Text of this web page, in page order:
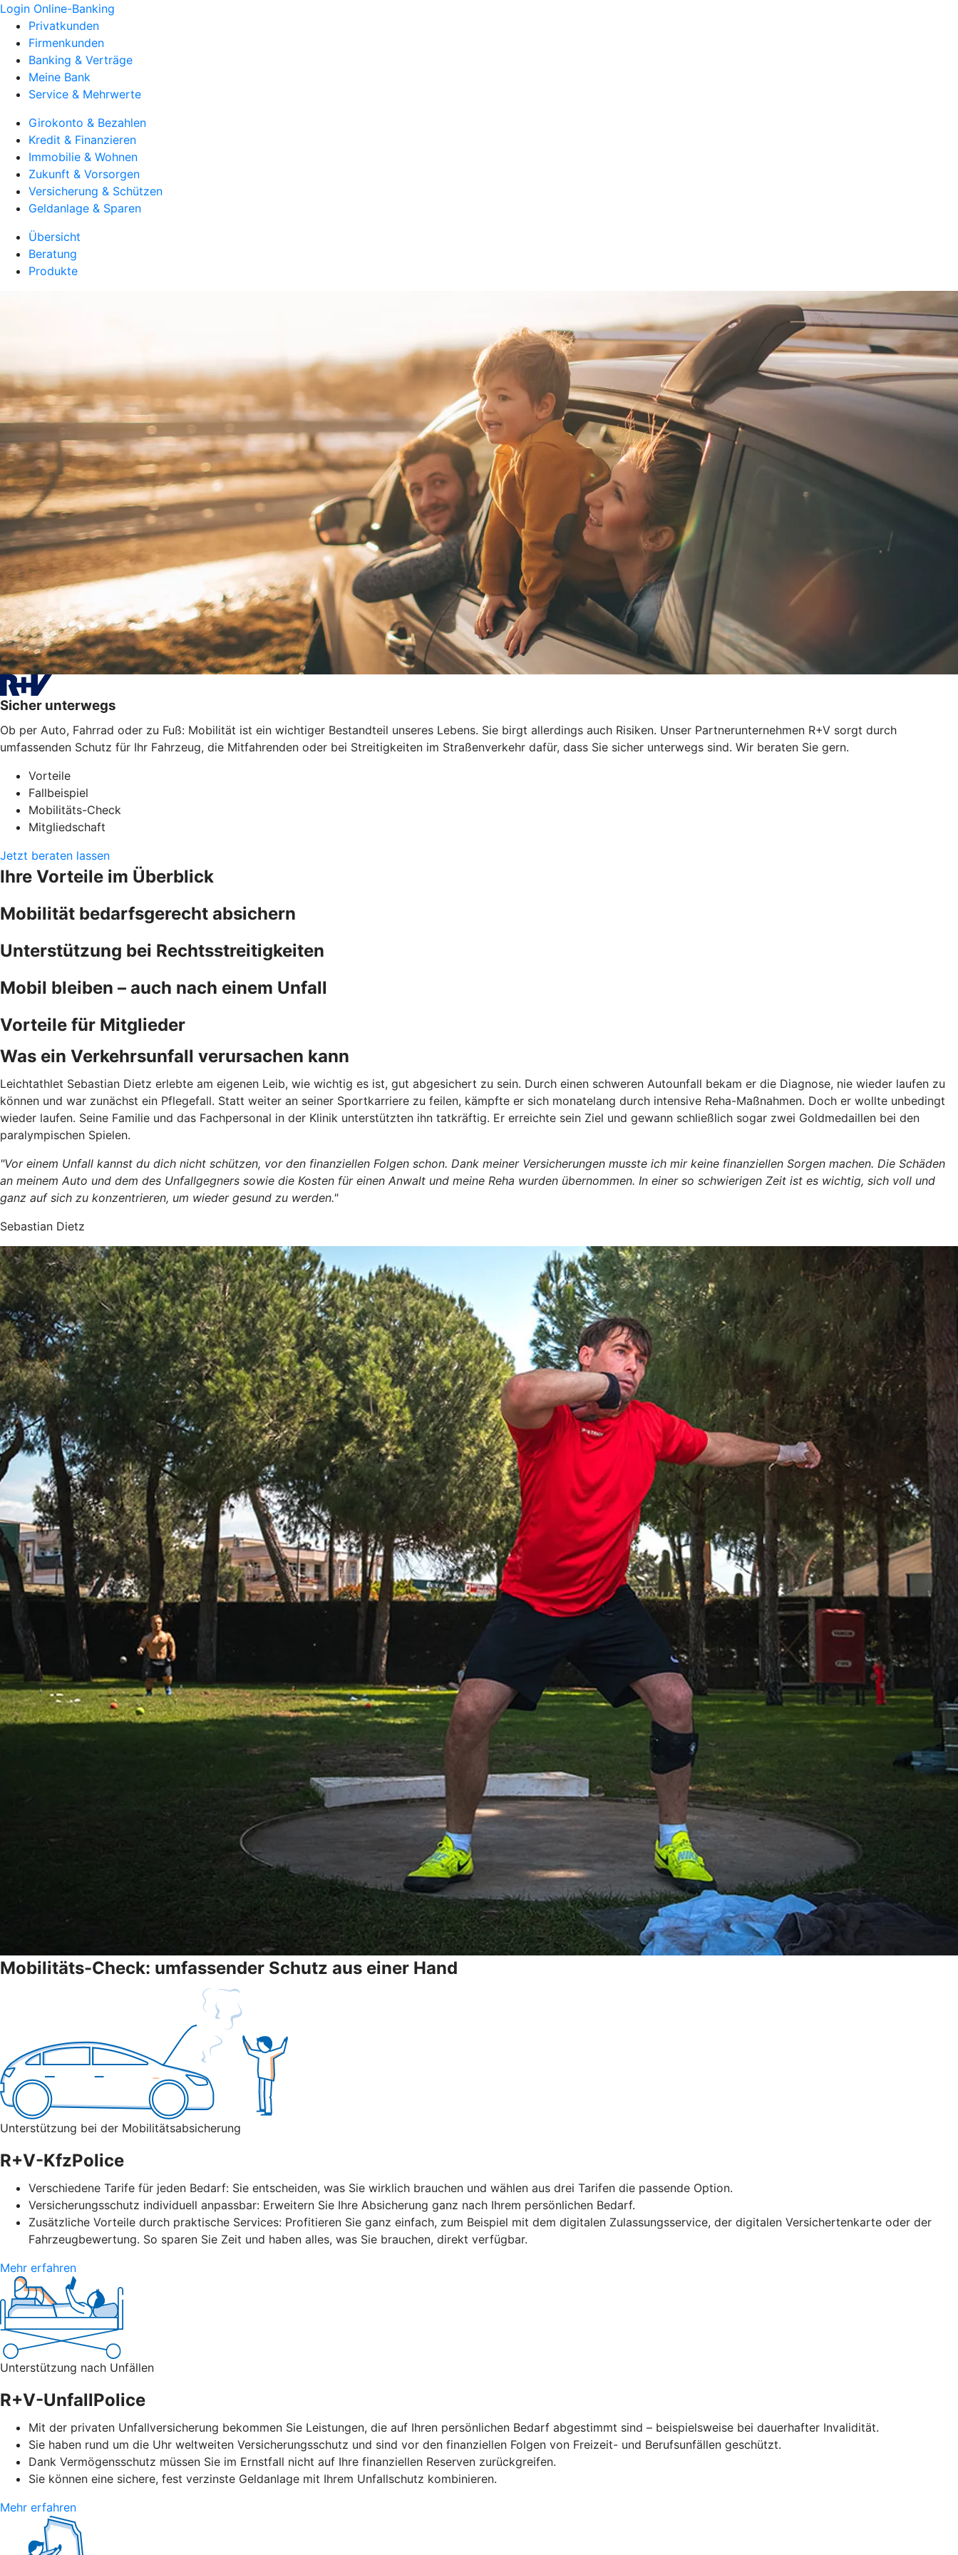
Login Online-Banking
Privatkunden
Firmenkunden
Banking & Verträge
Meine Bank
Service & Mehrwerte
Girokonto & Bezahlen
Kredit & Finanzieren
Immobilie & Wohnen
Zukunft & Vorsorgen
Versicherung & Schützen
Geldanlage & Sparen
Übersicht
Beratung
Produkte
Sicher unterwegs
Ob per Auto, Fahrrad oder zu Fuß: Mobilität ist ein wichtiger Bestandteil unseres Lebens. Sie birgt allerdings auch Risiken. Unser Partnerunternehmen R+V sorgt durch
umfassenden Schutz für Ihr Fahrzeug, die Mitfahrenden oder bei Streitigkeiten im Straßenverkehr dafür, dass Sie sicher unterwegs sind. Wir beraten Sie gern.
Vorteile
Fallbeispiel
Mobilitäts-Check
Mitgliedschaft
Jetzt beraten lassen
Ihre Vorteile im Überblick
Mobilität bedarfsgerecht absichern
Unterstützung bei Rechtsstreitigkeiten
Mobil bleiben – auch nach einem Unfall
Vorteile für Mitglieder
Was ein Verkehrsunfall verursachen kann
Leichtathlet Sebastian Dietz erlebte am eigenen Leib, wie wichtig es ist, gut abgesichert zu sein. Durch einen schweren Autounfall bekam er die Diagnose, nie wieder laufen zu
können und war zunächst ein Pflegefall. Statt weiter an seiner Sportkarriere zu feilen, kämpfte er sich monatelang durch intensive Reha-Maßnahmen. Doch er wollte unbedingt
wieder laufen. Seine Familie und das Fachpersonal in der Klinik unterstützten ihn tatkräftig. Er erreichte sein Ziel und gewann schließlich sogar zwei Goldmedaillen bei den
paralympischen Spielen.
"Vor einem Unfall kannst du dich nicht schützen, vor den finanziellen Folgen schon. Dank meiner Versicherungen musste ich mir keine finanziellen Sorgen machen. Die Schäden
an meinem Auto und dem des Unfallgegners sowie die Kosten für einen Anwalt und meine Reha wurden übernommen. In einer so schwierigen Zeit ist es wichtig, sich voll und
ganz auf sich zu konzentrieren, um wieder gesund zu werden."
Sebastian Dietz
Mobilitäts-Check: umfassender Schutz aus einer Hand
Unterstützung bei der Mobilitätsabsicherung
R+V-KfzPolice
Verschiedene Tarife für jeden Bedarf: Sie entscheiden, was Sie wirklich brauchen und wählen aus drei Tarifen die passende Option.
Versicherungsschutz individuell anpassbar: Erweitern Sie Ihre Absicherung ganz nach Ihrem persönlichen Bedarf.
Zusätzliche Vorteile durch praktische Services: Profitieren Sie ganz einfach, zum Beispiel mit dem digitalen Zulassungsservice, der digitalen Versichertenkarte oder der
Fahrzeugbewertung. So sparen Sie Zeit und haben alles, was Sie brauchen, direkt verfügbar.
Mehr erfahren
Unterstützung nach Unfällen
R+V-UnfallPolice
Mit der privaten Unfallversicherung bekommen Sie Leistungen, die auf Ihren persönlichen Bedarf abgestimmt sind – beispielsweise bei dauerhafter Invalidität.
Sie haben rund um die Uhr weltweiten Versicherungsschutz und sind vor den finanziellen Folgen von Freizeit- und Berufsunfällen geschützt.
Dank Vermögensschutz müssen Sie im Ernstfall nicht auf Ihre finanziellen Reserven zurückgreifen.
Sie können eine sichere, fest verzinste Geldanlage mit Ihrem Unfallschutz kombinieren.
Mehr erfahren